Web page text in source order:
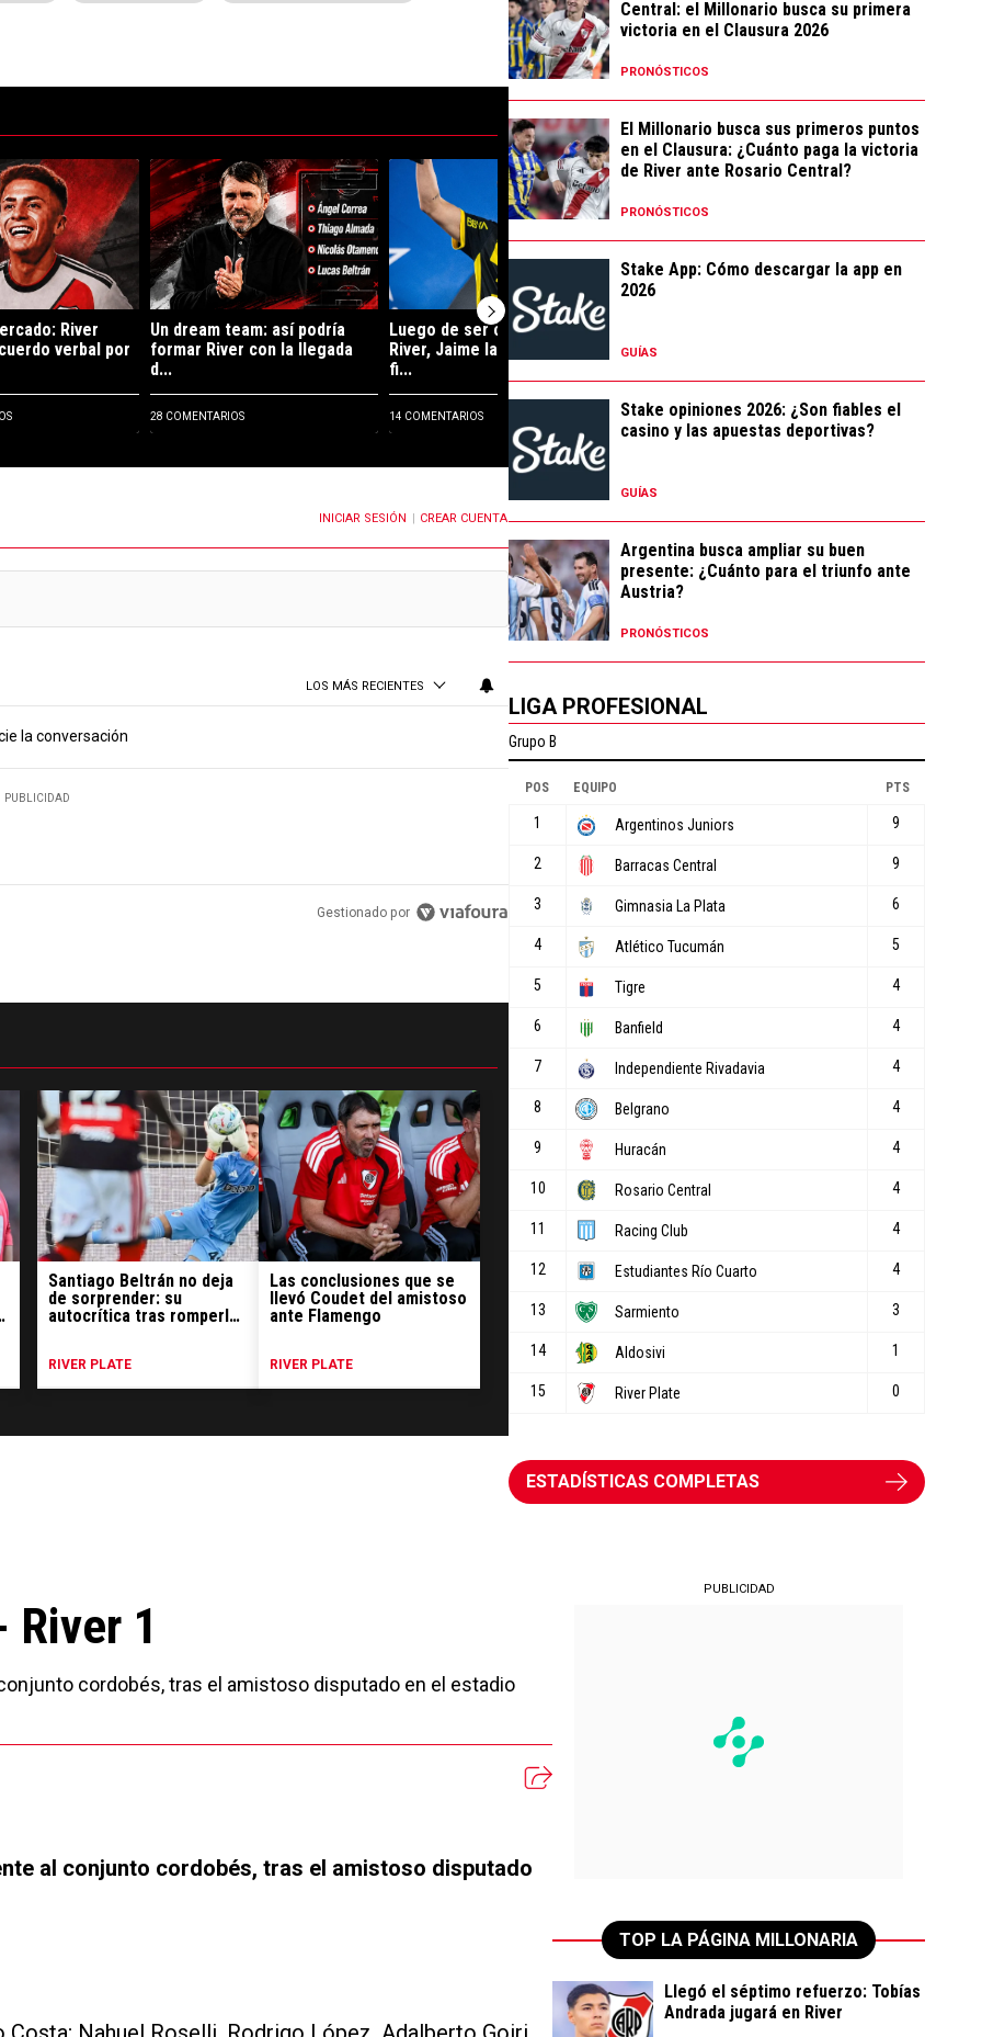
tendencia con el título "Rompe el mercado: River llegó a un acuerdo verbal por Thiago Almada" con 137 comentarios.
River
verbal por
Un artículo de tendencia con el título "Un dream team: así podría formar River con la llegada de Thiago Almada" con 28
Un dream team: así podría
formar River con la llegada
d...
28 COMENTARIOS
Un artículo de tendencia con el título "Luego de ser cedido por River, Jaime la
Luego de ser cedido por
River, Jaime la rompió y fue
fi...
14 COMENTARIOS
Un artículo de tendencia con el título "A un paso:
River está a detalles de fir...
6 COMENTARIOS 46 COMENTARIOS
CUANDO SE PUBLIQUEN NUEVOS COMENTARIOSINICIAR SESIÓN CREAR CUENTA
LOS MÁS RECIENTES
la conversación
PUBLICIDAD
Gestionado por
Santiago Beltrán no deja
de sorprender: su
autocrítica tras romperla
RIVER PLATE
Las conclusiones que se
llevó Coudet del amistoso
ante Flamengo
RIVER PLATE
Central: el Millonario busca su primera
victoria en el Clausura 2026
PRONÓSTICOS
El Millonario busca sus primeros puntos
en el Clausura: ¿Cuánto paga la victoria
de River ante Rosario Central?
PRONÓSTICOS
Stake App: Cómo descargar la app en
2026
GUÍAS
Stake opiniones 2026: ¿Son fiables el
casino y las apuestas deportivas?
GUÍAS
Argentina busca ampliar su buen
presente: ¿Cuánto para el triunfo ante
Austria?
PRONÓSTICOS
LIGA PROFESIONAL
ESTADÍSTICAS COMPLETAS
1
cordobés, tras el amistoso disputado en el estadio
al conjunto cordobés, tras el amistoso disputado
PUBLICIDAD
TOP LA PÁGINA MILLONARIA
Llegó el séptimo refuerzo: Tobías
Andrada jugará en River